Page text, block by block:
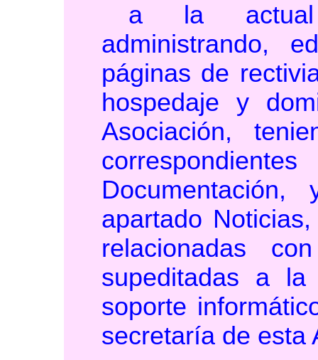
a la actual
administrando,
páginas de
hospedaje y
Asociación,
apartado
relacionadas
supeditadas a
soporte
secretaría de esta